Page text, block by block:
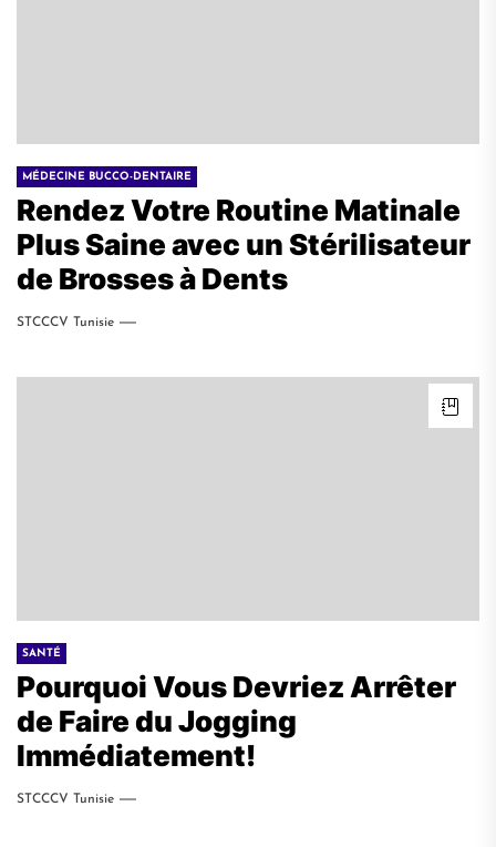
MÉDECINE BUCCO-DENTAIRE
Rendez Votre Routine Matinale
Plus Saine avec un Stérilisateur
de Brosses à Dents
STCCCV Tunisie
SANTÉ
Pourquoi Vous Devriez Arrêter
de Faire du Jogging
Immédiatement!
STCCCV Tunisie